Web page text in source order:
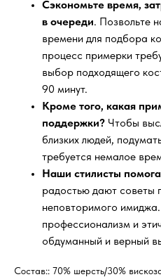
Сэкономьте время,
в очереди. Позвольте
времени для подбора
процесс примерки
выбор подходящего
90 минут.
Кроме того, какая
поддержки? Чтобы
близких людей,
требуется немалое
Наши стилисты
радостью дают советы
неповторимого
профессионализм и
обдуманный и верный
Состав:: 70% шерсть/30%